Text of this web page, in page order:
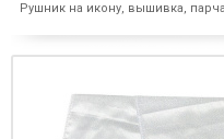
Рушник на икону, вышивка,